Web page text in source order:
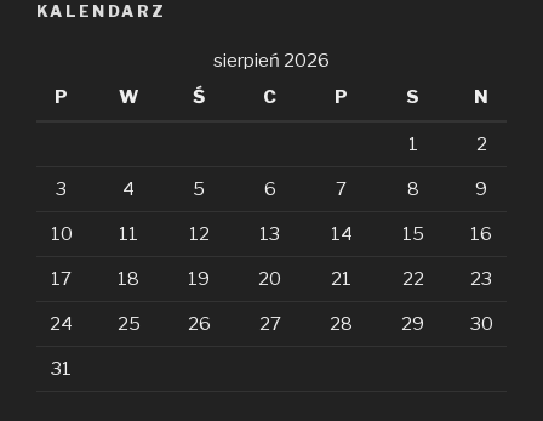
KALENDARZ
sierpień 2026
P
W Ś C P S N
1 2
3 4 5 6 7 8 9
10 11 12 13 14 15 16
17 18 19 20 21 22 23
24 25 26 27 28 29 30
31